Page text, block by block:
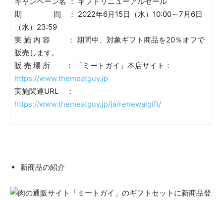
期 間 ： 2022年6月15日（水）10:00～7月6日
（水）23:59
実 施 内 容 ： 期間中、対象ギフト商品を20％オフで
販売します。
販 売 場 所 ： 「ミートガイ」本店サイト：
https://www.themeatguy.jp
実施関連URL ：
https://www.themeatguy.jp/ja/renewalgift/
新商品の紹介